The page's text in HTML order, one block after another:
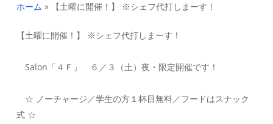
ホーム » 【土曜に開催！】 ※シェフ代打しまーす！
【土曜に開催！】 ※シェフ代打しまーす！
Salon「４Ｆ」 ６／３（土）夜・限定開催です！
☆ ノーチャージ／学生の方１杯目無料／フードはスナック
式 ☆